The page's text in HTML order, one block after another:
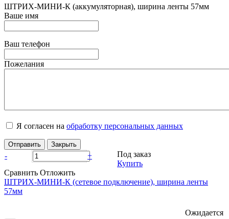
ШТРИХ-МИНИ-К (аккумуляторная), ширина ленты 57мм
Ваше имя
Ваш телефон
Пожелания
Я согласен на обработку персональных данных
Отправить Закрыть
- +
Под заказ
Купить
Сравнить Отложить
ШТРИХ-МИНИ-К (сетевое подключение), ширина ленты
57мм
Ожидается